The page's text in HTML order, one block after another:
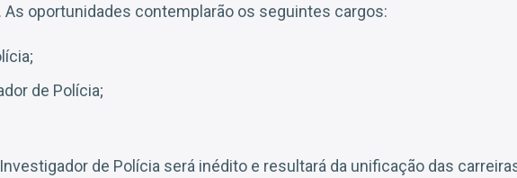
. As oportunidades contemplarão os seguintes cargos:
de Polícia;
de Polícia será inédito e resultará da unificação das